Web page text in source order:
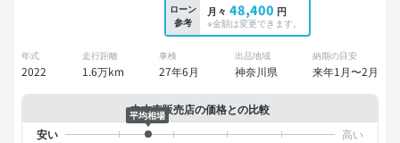
ローン
参考
月々 48,400 円
※金額は変更できます。
年式
2022
走行距離
1.6万km
車検
27年6月
出品地域
神奈川県
納期の目安
来年1月〜2月
中古車販売店の価格との比較
平均相場